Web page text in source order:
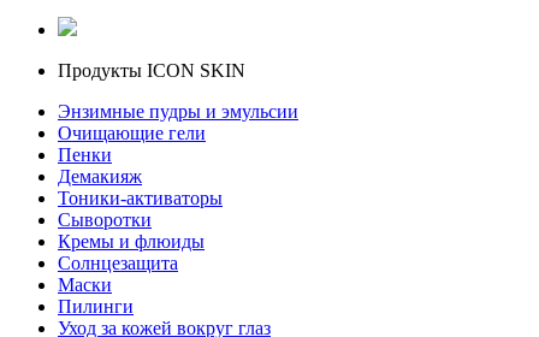
Продукты ICON SKIN
Энзимные пудры и эмульсии
Очищающие гели
Пенки
Демакияж
Тоники-активаторы
Сыворотки
Кремы и флюиды
Солнцезащита
Маски
Пилинги
Уход за кожей вокруг глаз